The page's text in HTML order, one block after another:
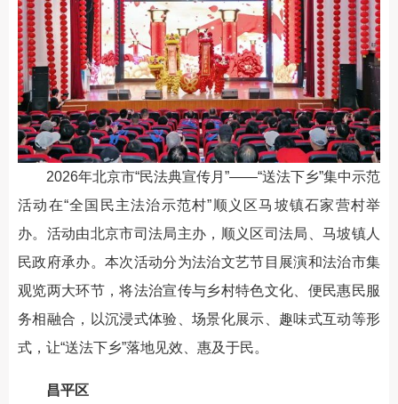
2026年北京市“民法典宣传月”——“送法下乡”集中示范
活动在“全国民主法治示范村”顺义区马坡镇石家营村举
办。活动由北京市司法局主办，顺义区司法局、马坡镇人
民政府承办。本次活动分为法治文艺节目展演和法治市集
观览两大环节，将法治宣传与乡村特色文化、便民惠民服
务相融合，以沉浸式体验、场景化展示、趣味式互动等形
式，让“送法下乡”落地见效、惠及于民。
昌平区